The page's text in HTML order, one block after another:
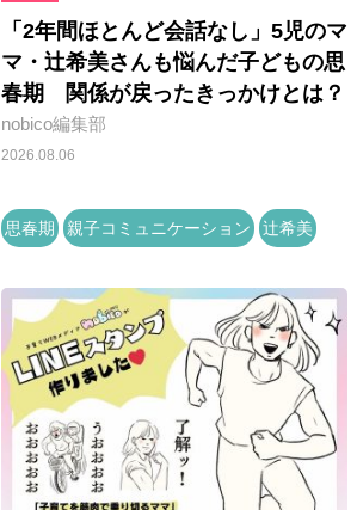
「2年間ほとんど会話なし」5児のマ
マ・辻希美さんも悩んだ子どもの思
春期 関係が戻ったきっかけとは？
nobico編集部
2026.08.06
思春期 親子コミュニケーション 辻希美